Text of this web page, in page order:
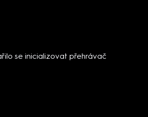
se inicializovat přehrávač